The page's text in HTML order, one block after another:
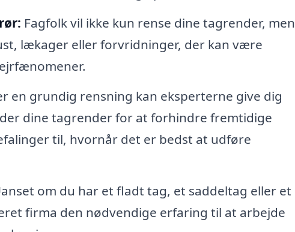
Fagfolk vil ikke kun rense dine tagrender, men
lækager eller forvridninger, der kan være
en grundig rensning kan eksperterne give dig
dine tagrender for at forhindre fremtidige
til, hvornår det er bedst at udføre
om du har et fladt tag, et saddeltag eller et
firma den nødvendige erfaring til at arbejde